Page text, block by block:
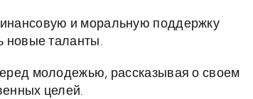
и моральную поддержку
новые таланты.
молодежью, рассказывая о своем
целей.